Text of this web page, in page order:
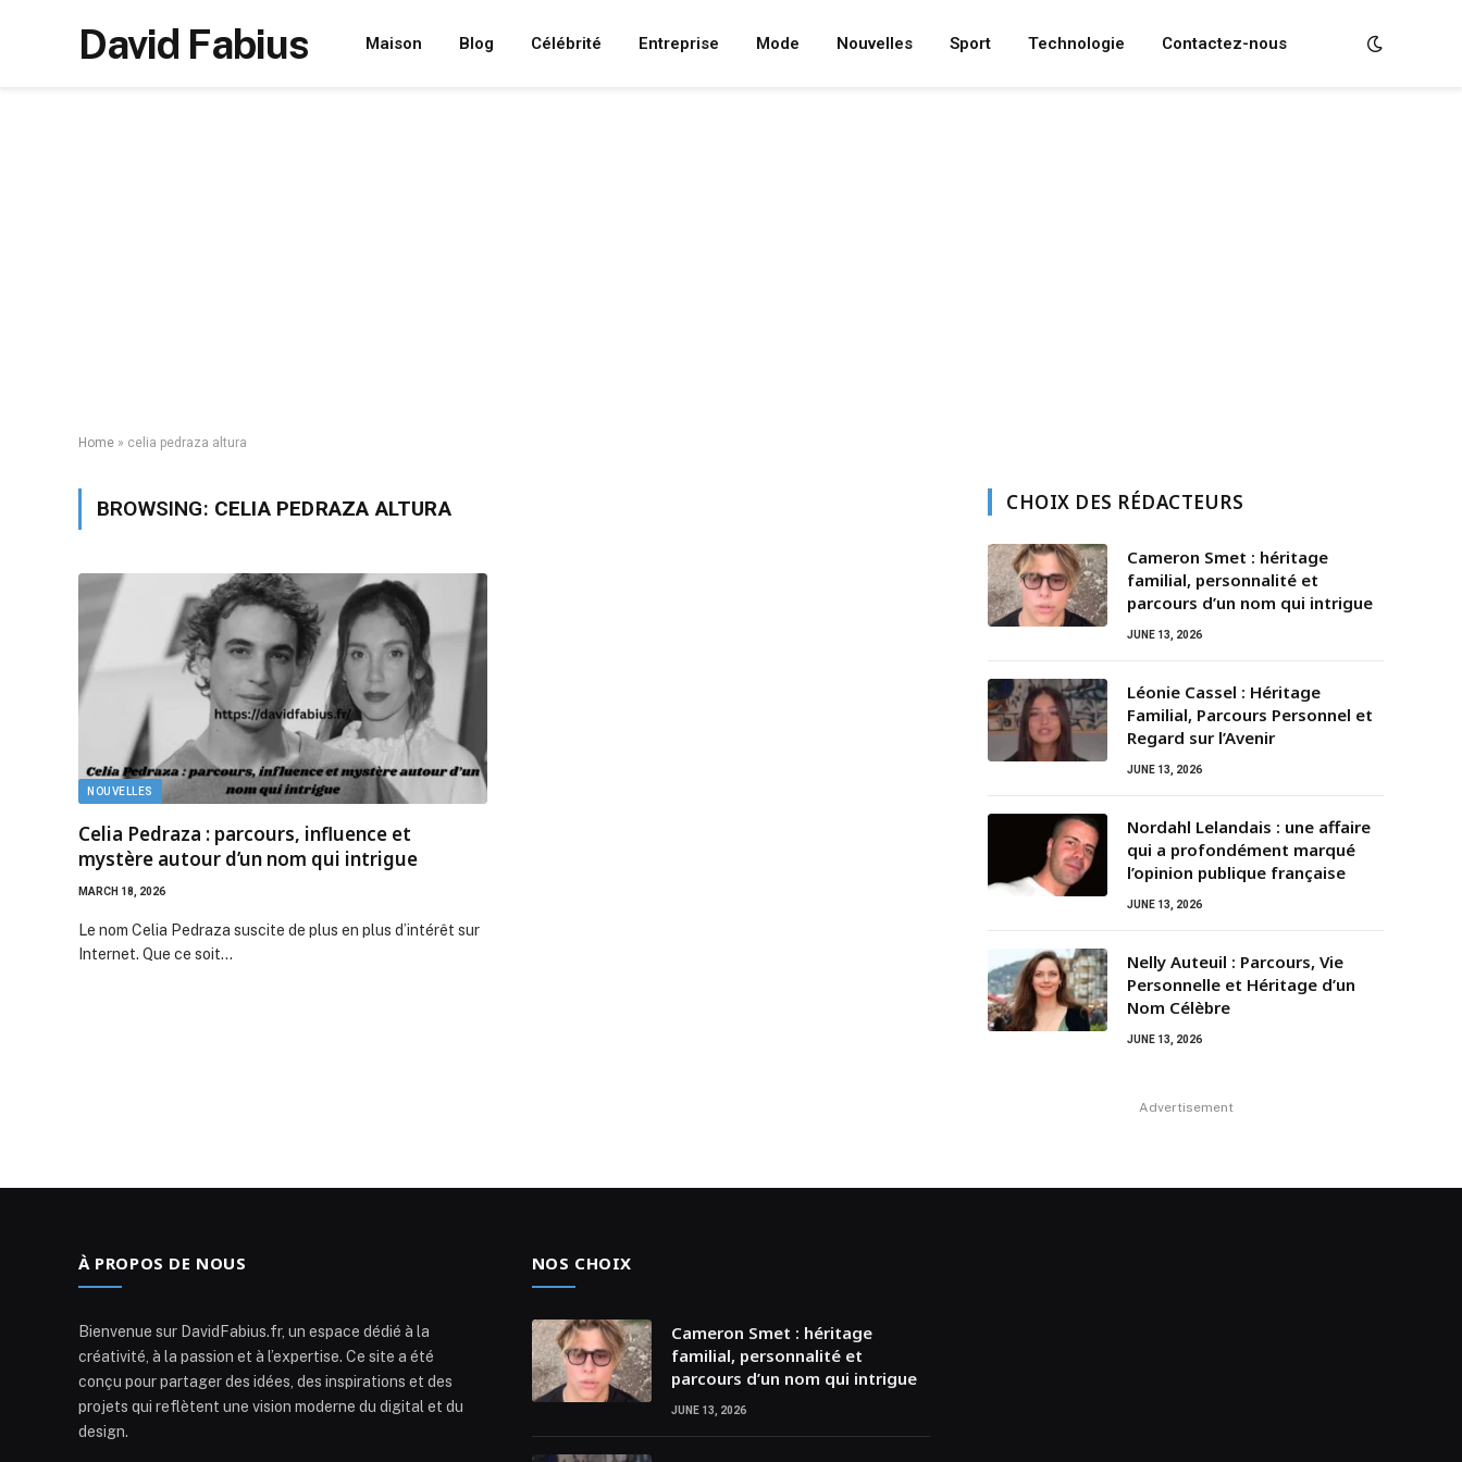
David Fabius Maison Blog Célébrité Entreprise Mode Nouvelles Sport Technologie Contactez-nous
Home » celia pedraza altura
BROWSING: CELIA PEDRAZA ALTURA
NOUVELLES
Celia Pedraza : parcours, influence et
mystère autour d’un nom qui intrigue
MARCH 18, 2026
Le nom Celia Pedraza suscite de plus en plus d’intérêt sur
Internet. Que ce soit…
CHOIX DES RÉDACTEURS
Cameron Smet : héritage
familial, personnalité et
parcours d’un nom qui intrigue
JUNE 13, 2026
Léonie Cassel : Héritage
Familial, Parcours Personnel et
Regard sur l’Avenir
JUNE 13, 2026
Nordahl Lelandais : une affaire
qui a profondément marqué
l’opinion publique française
JUNE 13, 2026
Nelly Auteuil : Parcours, Vie
Personnelle et Héritage d’un
Nom Célèbre
JUNE 13, 2026
Advertisement
À PROPOS DE NOUS
Bienvenue sur DavidFabius.fr, un espace dédié à la
créativité, à la passion et à l’expertise. Ce site a été
conçu pour partager des idées, des inspirations et des
projets qui reflètent une vision moderne du digital et du
design.
NOS CHOIX
Cameron Smet : héritage
familial, personnalité et
parcours d’un nom qui intrigue
JUNE 13, 2026